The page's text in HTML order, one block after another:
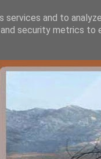
and to
security metrics to